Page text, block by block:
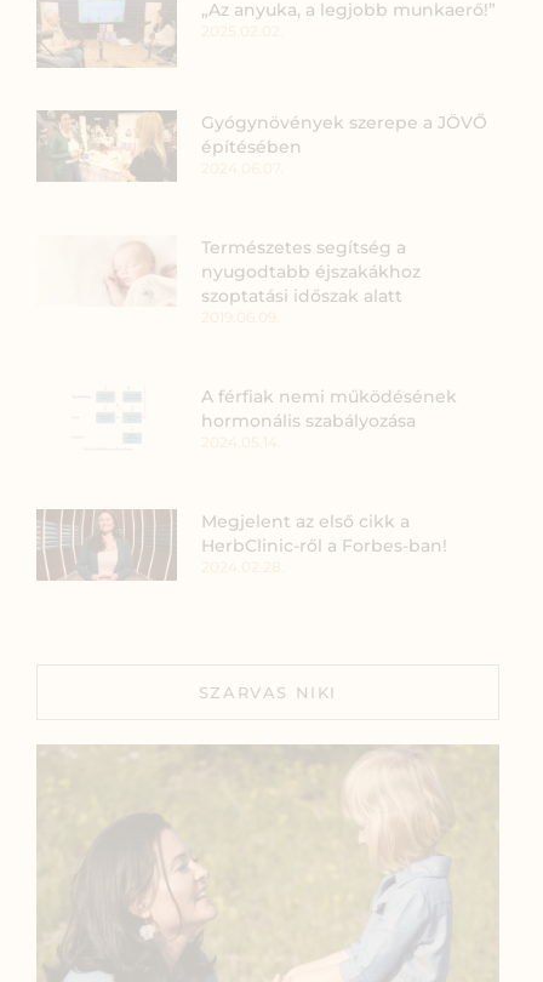
„Az anyuka, a legjobb munkaerő!”
Gyógynövények szerepe a JÖVŐ
építésében
Természetes segítség a
nyugodtabb éjszakákhoz
szoptatási időszak alatt
A férfiak nemi működésének
hormonális szabályozása
Megjelent az első cikk a
HerbClinic-ről a Forbes-ban!
SZARVAS NIKI